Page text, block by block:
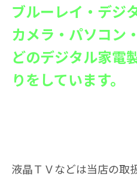
ブルーレイ・デジ
カメラ・パソコン
どのデジタル家電
りをしています。
液晶ＴＶなどは当店の取